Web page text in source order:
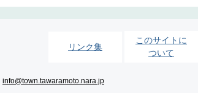
リンク集
このサイトに
ついて
info@town.tawaramoto.nara.jp